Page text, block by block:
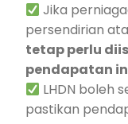
Jika
persendirian
tetap perlu
pendapatan
LHDN boleh
pastikan